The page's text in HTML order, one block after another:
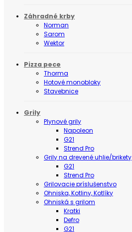
Záhradné krby
Norman
Sarom
Wektor
Pizza pece
Thorma
Hotové monobloky
Stavebnice
Grily
Plynové grily
Napoleon
G21
Strend Pro
Grily na drevené uhlie/brikety
G21
Strend Pro
Grilovacie príslušenstvo
Ohniska, Kotliny, Kotlíky
Ohniská s grilom
Kratki
Defro
G21